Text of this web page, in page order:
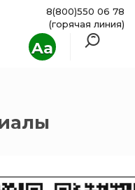
Aa
8(800)550 06 78
(горячая линия)